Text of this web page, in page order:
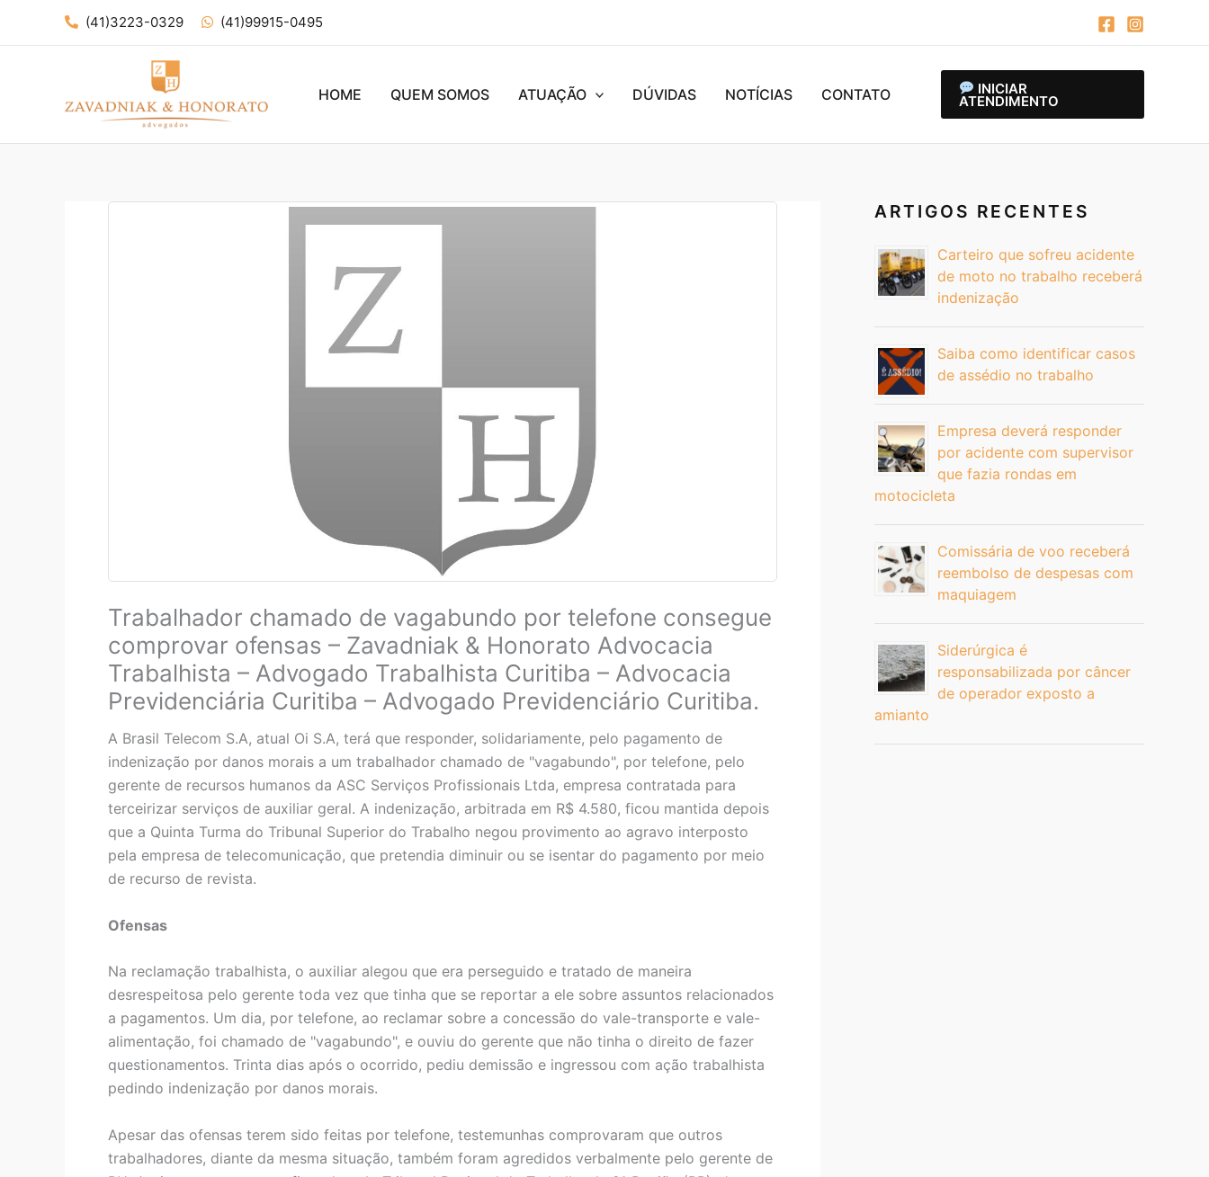
(41)3223-0329 (41)99915-0495
HOME QUEM SOMOS ATUAÇÃO DÚVIDAS NOTÍCIAS CONTATO INICIAR
ATENDIMENTO
Trabalhador chamado de vagabundo por telefone consegue
comprovar ofensas – Zavadniak & Honorato Advocacia
Trabalhista – Advogado Trabalhista Curitiba – Advocacia
Previdenciária Curitiba – Advogado Previdenciário Curitiba.
A Brasil Telecom S.A, atual Oi S.A, terá que responder, solidariamente, pelo pagamento de
indenização por danos morais a um trabalhador chamado de "vagabundo", por telefone, pelo
gerente de recursos humanos da ASC Serviços Profissionais Ltda, empresa contratada para
terceirizar serviços de auxiliar geral. A indenização, arbitrada em R$ 4.580, ficou mantida depois
que a Quinta Turma do Tribunal Superior do Trabalho negou provimento ao agravo interposto
pela empresa de telecomunicação, que pretendia diminuir ou se isentar do pagamento por meio
de recurso de revista.
Ofensas
Na reclamação trabalhista, o auxiliar alegou que era perseguido e tratado de maneira
desrespeitosa pelo gerente toda vez que tinha que se reportar a ele sobre assuntos relacionados
a pagamentos. Um dia, por telefone, ao reclamar sobre a concessão do vale-transporte e vale-
alimentação, foi chamado de "vagabundo", e ouviu do gerente que não tinha o direito de fazer
questionamentos. Trinta dias após o ocorrido, pediu demissão e ingressou com ação trabalhista
pedindo indenização por danos morais.
Apesar das ofensas terem sido feitas por telefone, testemunhas comprovaram que outros
trabalhadores, diante da mesma situação, também foram agredidos verbalmente pelo gerente de
ARTIGOS RECENTES
Carteiro que sofreu acidente
de moto no trabalho receberá
indenização
Saiba como identificar casos
de assédio no trabalho
Empresa deverá responder
por acidente com supervisor
que fazia rondas em
motocicleta
Comissária de voo receberá
reembolso de despesas com
maquiagem
Siderúrgica é
responsabilizada por câncer
de operador exposto a
amianto